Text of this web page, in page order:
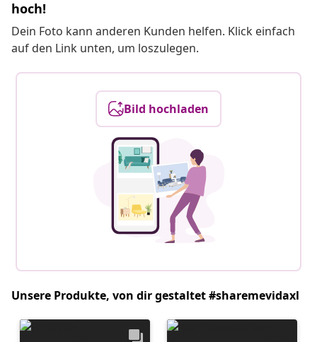
hoch!
Dein Foto kann anderen Kunden helfen. Klick einfach
auf den Link unten, um loszulegen.
Bild hochladen
Unsere Produkte, von dir gestaltet #sharemevidaxl